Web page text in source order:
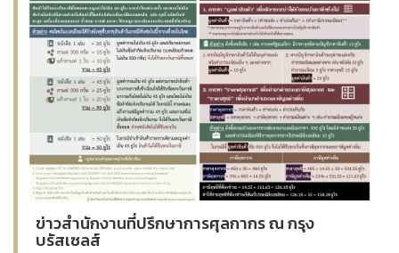
ข่าวสำนักงานที่ปรึกษาการศุลกากร ณ กรุง
บรัสเซลส์